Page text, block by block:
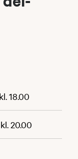
18.00
20.00